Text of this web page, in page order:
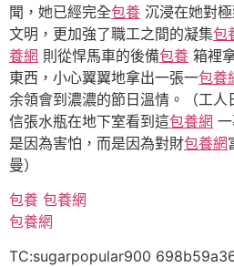
聞，她已經完全包養 沉浸在她對
文明，更加強了職工之間的凝集包
養網 則從悍馬車的後備包養 箱裡
東西，小心翼翼地拿出一張一包養
余領會到濃濃的節日溫情。（工
信張水瓶在地下室看到這包養網
是因為害怕，而是因為對財包養網
曼）
包養 包養網
包養網
TC:sugarpopular900